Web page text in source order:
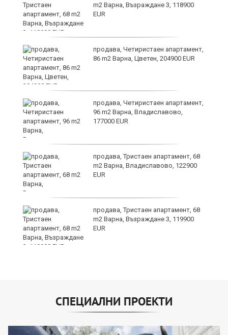
m2 Варна, Възраждане 3, 118900
EUR
продава, Четиристаен апартамент,
86 m2 Варна, Цветен, 204900 EUR
продава, Четиристаен апартамент,
96 m2 Варна, Владиславово,
177000 EUR
продава, Тристаен апартамент, 68
m2 Варна, Владиславово, 122900
EUR
продава, Тристаен апартамент, 68
m2 Варна, Възраждане 3, 119900
EUR
СПЕЦИАЛНИ ПРОЕКТИ